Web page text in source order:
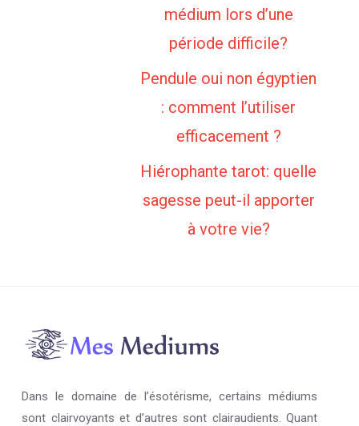
médium lors d’une
période difficile?
Pendule oui non égyptien
: comment l’utiliser
efficacement ?
Hiérophante tarot: quelle
sagesse peut-il apporter
à votre vie?
Dans le domaine de l’ésotérisme, certains médiums
sont clairvoyants et d’autres sont clairaudients. Quant